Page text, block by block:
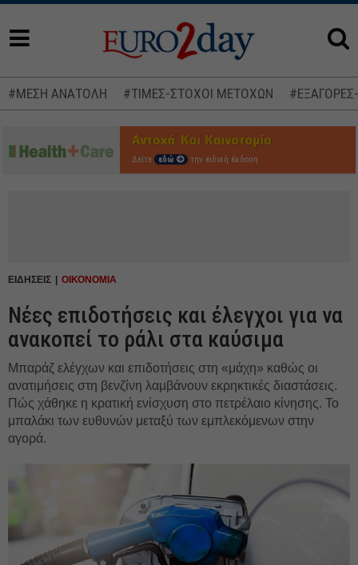
#ΜΕΣΗ ΑΝΑΤΟΛΗ #ΤΙΜΕΣ-ΣΤΟΧΟΙ ΜΕΤΟΧΩΝ
Δείτε εδώ την ειδική έκδοση
ΕΙΔΗΣΕΙΣ ΟΙΚΟΝΟΜΙΑ
Νέες επιδοτήσεις και έλεγχοι για να
ανακοπεί το ράλι στα καύσιμα
Μπαράζ ελέγχων και επιδοτήσεις στη «μάχη» καθώς οι
ανατιμήσεις στη βενζίνη λαμβάνουν εκρηκτικές διαστάσεις.
Πώς χάθηκε η κρατική ενίσχυση στο πετρέλαιο κίνησης. Το
μπαλάκι των ευθυνών μεταξύ των εμπλεκόμενων στην
αγορά.